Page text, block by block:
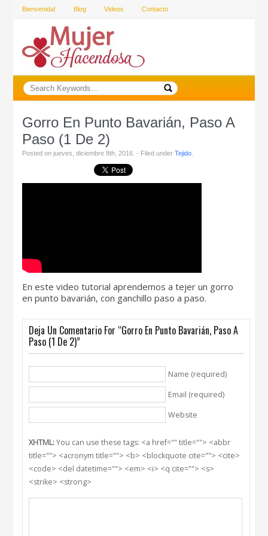
Bienvenida! Blog Videos Contacto
Gorro En Punto Bavarián, Paso A
Paso (1 De 2)
Posted on jueves, diciembre 8th, 2016. - Filed underTejido
En este video tutorial aprendemos a tejer un gorro
en punto bavarián, con ganchillo paso a paso.
Deja Un Comentario For “Gorro En Punto Bavarián, Paso A
Paso (1 De 2)”
Name (required)
Email (required)
Website
XHTML:You can use these tags: <a href="" title=""> <abbr
title=""> <acronym title=""> <b> <blockquote cite=""> <cite>
<code> <del datetime=""> <em> <i> <q cite=""> <s>
<strike> <strong>